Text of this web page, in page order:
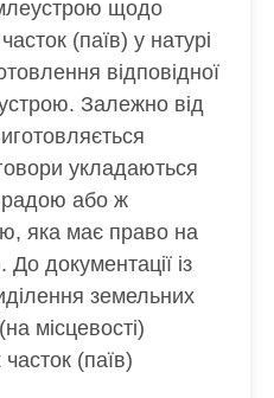
щодо
(паїв) у натурі
відповідної
Залежно від
укладаються
радою або ж
яка має право на
документації із
земельних
місцевості)
(паїв)